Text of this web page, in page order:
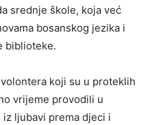
srednje škole, koja već
bosanskog jezika i
biblioteke.
koji su u proteklih
vrijeme provodili u
ljubavi prema djeci i